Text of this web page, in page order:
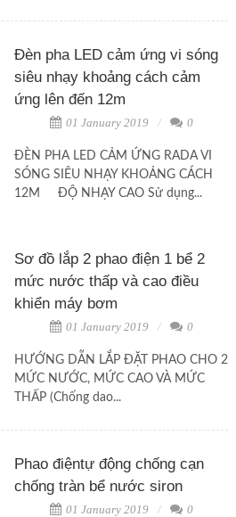
Đèn pha LED cảm ứng vi sóng
siêu nhạy khoảng cách cảm
ứng lên đến 12m
01 January 2019 0
ĐÈN PHA LED CẢM ỨNG RADA VI
SÓNG SIÊU NHẠY KHOẢNG CÁCH
12M ĐỘ NHẠY CAO Sử dụng...
Sơ đồ lắp 2 phao điện 1 bể 2
mức nước thấp và cao điều
khiển máy bơm
01 January 2019 0
HƯỚNG DẪN LẮP ĐẶT PHAO CHO 2
MỨC NƯỚC, MỨC CAO VÀ MỨC
THẤP (Chống dao...
Phao điệntự động chống cạn
chống tràn bể nước siron
01 January 2019 0